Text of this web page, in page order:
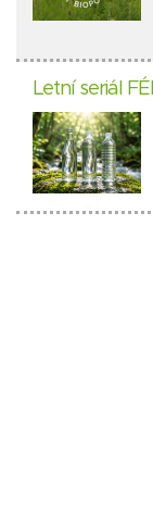
Letní seriál